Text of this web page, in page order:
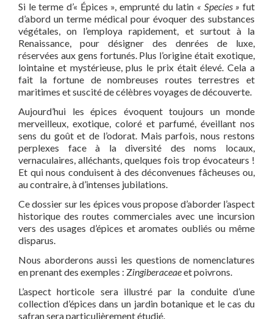
Si le terme d’« Épices », emprunté du latin « Species » fut
d’abord un terme médical pour évoquer des substances
végétales, on l’employa rapidement, et surtout à la
Renaissance, pour désigner des denrées de luxe,
réservées aux gens fortunés. Plus l’origine était exotique,
lointaine et mystérieuse, plus le prix était élevé. Cela a
fait la fortune de nombreuses routes terrestres et
maritimes et suscité de célèbres voyages de découverte.
Aujourd’hui les épices évoquent toujours un monde
merveilleux, exotique, coloré et parfumé, éveillant nos
sens du goût et de l’odorat. Mais parfois, nous restons
perplexes face à la diversité des noms locaux,
vernaculaires, alléchants, quelques fois trop évocateurs !
Et qui nous conduisent à des déconvenues fâcheuses ou,
au contraire, à d’intenses jubilations.
Ce dossier sur les épices vous propose d’aborder l’aspect
historique des routes commerciales avec une incursion
vers des usages d’épices et aromates oubliés ou même
disparus.
Nous aborderons aussi les questions de nomenclatures
en prenant des exemples : Zingiberaceaeet poivrons.
L’aspect horticole sera illustré par la conduite d’une
collection d’épices dans un jardin botanique et le cas du
safran sera particulièrement étudié.